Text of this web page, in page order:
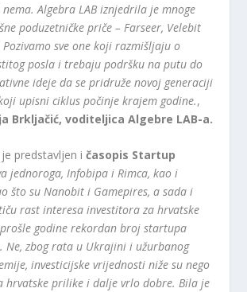
Algebra LAB iznjedrila je mnoge
poduzetničke priče – Farseer, Velebit
Pozivamo sve one koji razmišljaju o
posla i trebaju podršku na putu do
ideje da se pridruže novoj generaciji
upisni ciklus počinje krajem godine.,
Brkljačić, voditeljica Algebre LAB-a.
predstavljen ičasopis Startup
jednoroga, Infobipa i Rimca, kao i
što su Nanobit i Gamepires, a sada i
rast interesa investitora za hrvatske
godine rekordan broj startupa
Ne, zbog rata u Ukrajini i užurbanog
investicijske vrijednosti niže su nego
hrvatske prilike i dalje vrlo dobre. Bila je